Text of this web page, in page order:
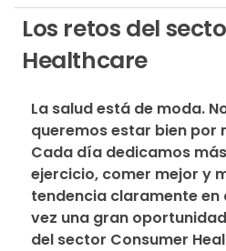
Los retos del
Healthcare
La salud está de moda.
queremos estar bien por
Cada día dedicamos
ejercicio, comer mejor y
tendencia claramente en
vez una gran
del sector Consumer